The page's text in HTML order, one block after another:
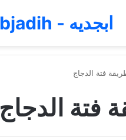
ابجديه - Abjadih
فتة الدجاج
فتة الدجاج